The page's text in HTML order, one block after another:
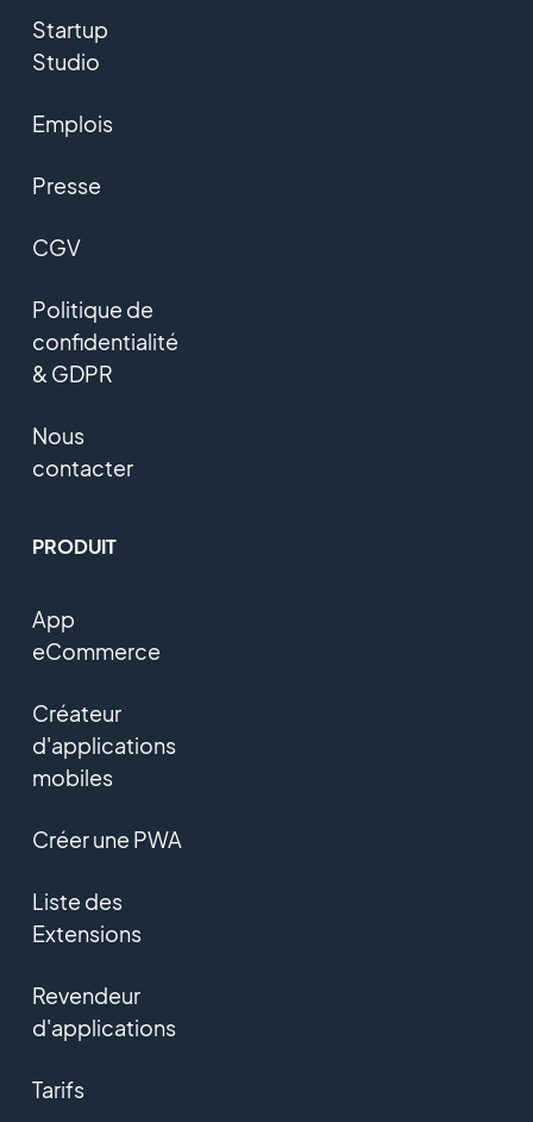
Startup
Studio
Emplois
Presse
CGV
Politique de
confidentialité
& GDPR
Nous
contacter
PRODUIT
App
eCommerce
Créateur
d'applications
mobiles
Créer une PWA
Liste des
Extensions
Revendeur
d'applications
Tarifs